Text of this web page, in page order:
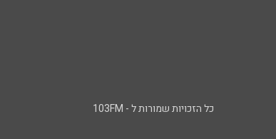
כל הזכויות שמורות ל - 103FM